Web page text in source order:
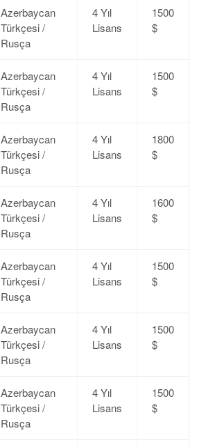
Azerbaycan
Türkçesi /
Rusça
4 Yıl
Lisans
1500
$
Azerbaycan
Türkçesi /
Rusça
4 Yıl
Lisans
1500
$
Azerbaycan
Türkçesi /
Rusça
4 Yıl
Lisans
1800
$
Azerbaycan
Türkçesi /
Rusça
4 Yıl
Lisans
1600
$
Azerbaycan
Türkçesi /
Rusça
4 Yıl
Lisans
1500
$
Azerbaycan
Türkçesi /
Rusça
4 Yıl
Lisans
1500
$
Azerbaycan
Türkçesi /
Rusça
4 Yıl
Lisans
1500
$